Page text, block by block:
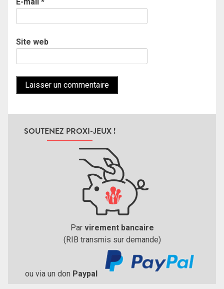
Site web
SOUTENEZ PROXI-JEUX !
Par virement bancaire
(RIB transmis sur demande)
ou via un don Paypal